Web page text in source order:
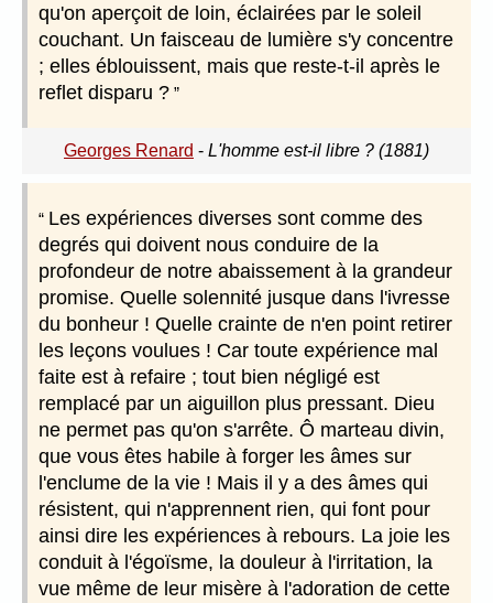
qu'on aperçoit de loin, éclairées par le soleil
couchant. Un faisceau de lumière s'y concentre
; elles éblouissent, mais que reste-t-il après le
reflet disparu ?
Georges Renard - L'homme est-il libre ? (1881)
Les expériences diverses sont comme des
degrés qui doivent nous conduire de la
profondeur de notre abaissement à la grandeur
promise. Quelle solennité jusque dans l'ivresse
du bonheur ! Quelle crainte de n'en point retirer
les leçons voulues ! Car toute expérience mal
faite est à refaire ; tout bien négligé est
remplacé par un aiguillon plus pressant. Dieu
ne permet pas qu'on s'arrête. Ô marteau divin,
que vous êtes habile à forger les âmes sur
l'enclume de la vie ! Mais il y a des âmes qui
résistent, qui n'apprennent rien, qui font pour
ainsi dire les expériences à rebours. La joie les
conduit à l'égoïsme, la douleur à l'irritation, la
vue même de leur misère à l'adoration de cette